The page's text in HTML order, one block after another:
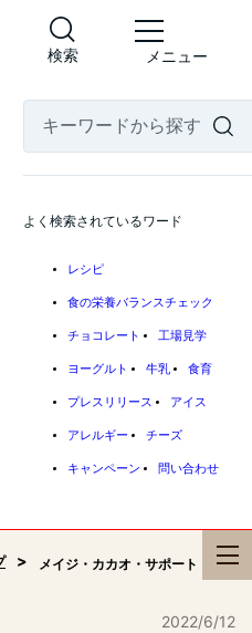
検索 メニュー
よく検索されているワード
レシピ
食の栄養バランスチェック
チョコレート 工場見学
ヨーグルト 牛乳 食育
プレスリリース アイス
アレルギー チーズ
キャンペーン 問い合わせ
メイジ・カカオ・サポート
2022/6/12